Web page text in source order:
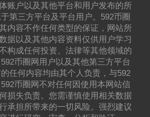
账户以及其他平台和用户发布的所
第三方平台及平台用户。592币圈
内容不作任何类型的保证，网站所
据以及其他内容资料仅供用户学习
构成任何投资、法律等其他领域的
币圈网用户以及其他第三方平台
任何内容均由其个人负责，与592
币圈网不对任何因使用本网站信
损失负责。您需谨慎使用相关数据
承担所带来的一切风险。强烈建议